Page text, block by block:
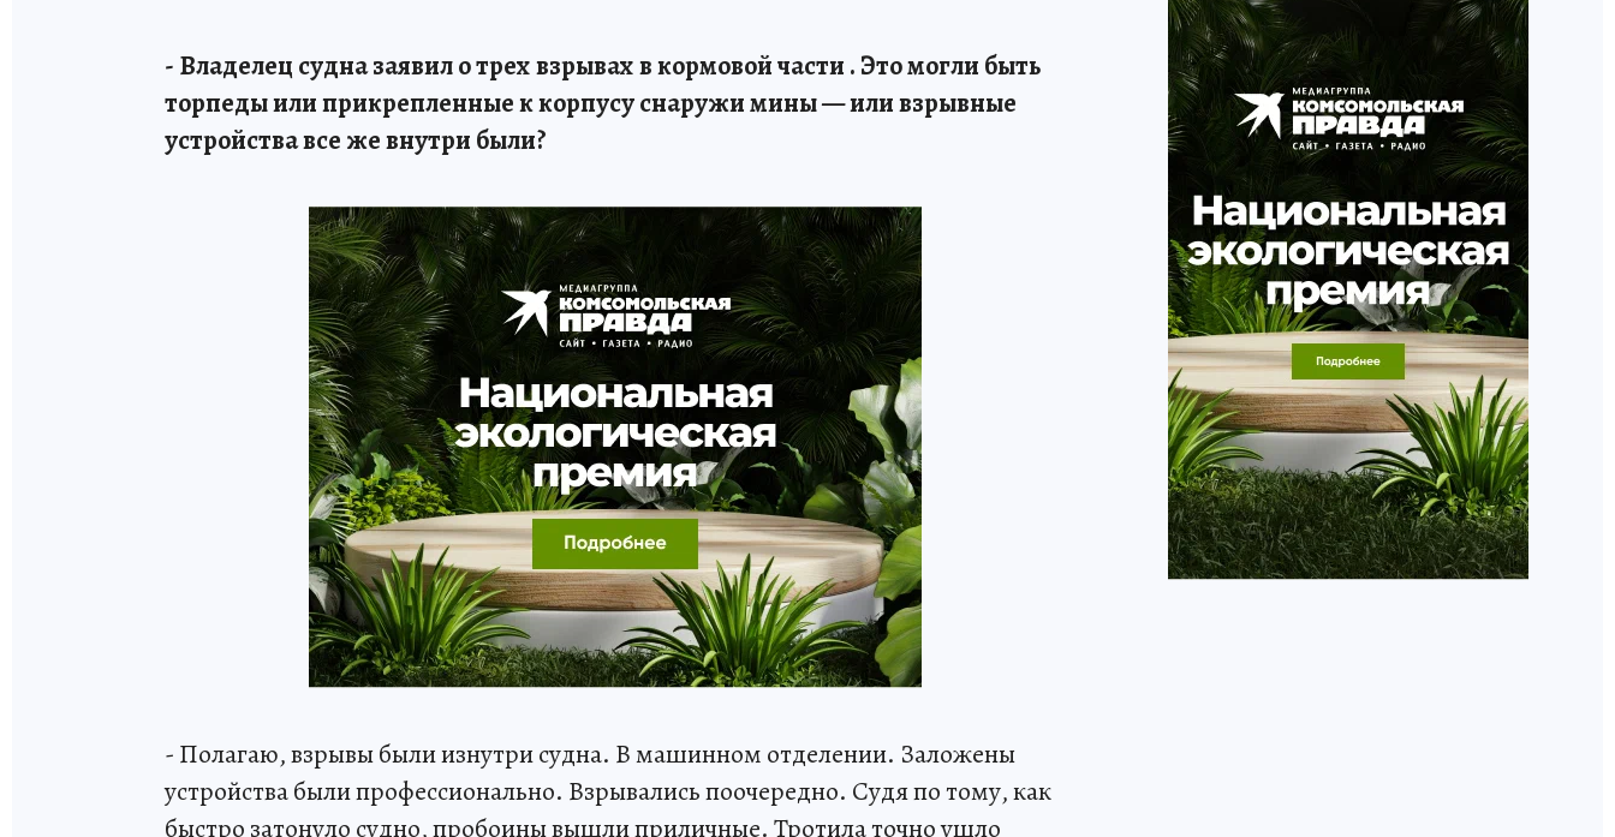
- Владелец судна заявил о трех взрывах в кормовой части . Это могли быть
торпеды или прикрепленные к корпусу снаружи мины — или взрывные
устройства все же внутри были?
- Полагаю, взрывы были изнутри судна. В машинном отделении. Заложены
устройства были профессионально. Взрывались поочередно. Судя по тому, как
быстро затонуло судно, пробоины вышли приличные. Тротила точно ушло